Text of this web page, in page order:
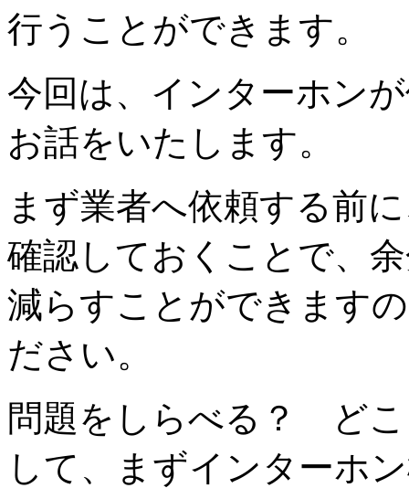
行うことができます。
今回は、インターホン
お話をいたします。
まず業者へ依頼する前
確認しておくことで、
減らすことができます
ださい。
問題をしらべる？ ど
して、まずインターホ